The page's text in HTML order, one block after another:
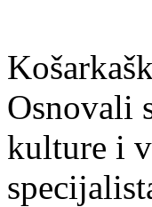
Osnovali
kulture i